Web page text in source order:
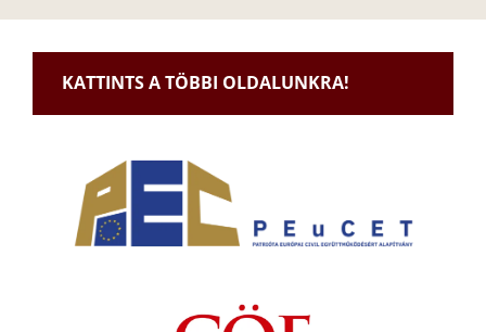
KATTINTS A TÖBBI OLDALUNKRA!